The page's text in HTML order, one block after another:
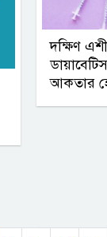
দক্ষিণ
আকতার